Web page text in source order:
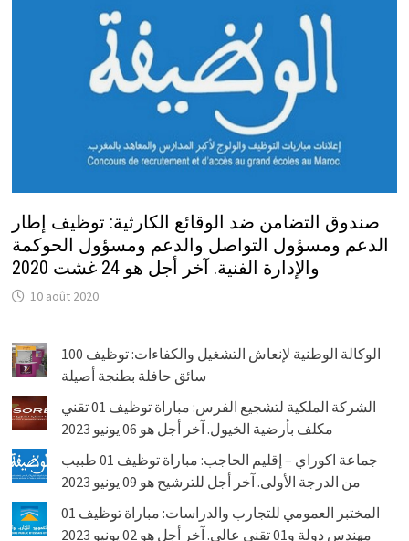
صندوق التضامن ضد الوقائع الكارثية: توظيف إطار
الدعم ومسؤول التواصل والدعم ومسؤول الحوكمة
والإدارة الفنية. آخر أجل هو 24 غشت 2020
10 août 2020
الوكالة الوطنية لإنعاش التشغيل والكفاءات: توظيف 100
سائق حافلة بطنجة أصيلة
الشركة الملكية لتشجيع الفرس: مباراة توظيف 01 تقني
مكلف بأرضية الخيول. آخر أجل هو 06 يونيو 2023
جماعة اكوراي – إقليم الحاجب: مباراة توظيف 01 طبيب
من الدرجة الأولى. آخر أجل للترشيح هو 09 يونيو 2023
المختبر العمومي للتجارب والدراسات: مباراة توظيف 01
مهندس دولة و01 تقني عالي. آخر أجل هو 02 يونيو 2023